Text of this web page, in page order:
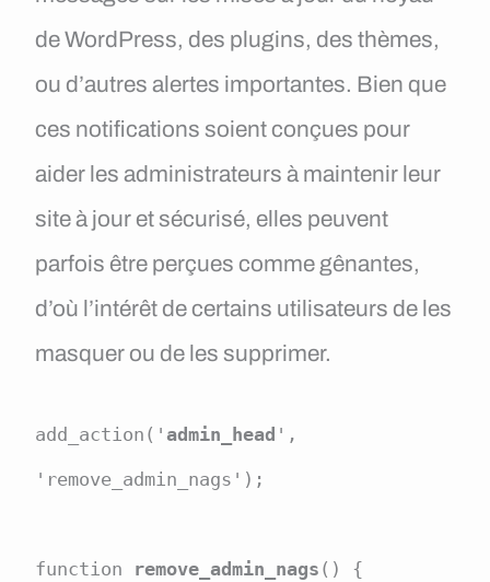
de WordPress, des plugins, des thèmes,
ou d’autres alertes importantes. Bien que
ces notifications soient conçues pour
aider les administrateurs à maintenir leur
site à jour et sécurisé, elles peuvent
parfois être perçues comme gênantes,
d’où l’intérêt de certains utilisateurs de les
masquer ou de les supprimer.
add_action(' admin_head ',
'remove_admin_nags');
function remove_admin_nags () {